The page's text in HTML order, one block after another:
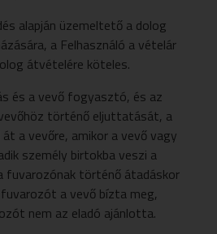
alapján üzemeltető a dolog
a Felhasználó a vételár
átvételére köteles.
és a vevő fogyasztó, és az
történő eljuttatását, a
a vevőre, amikor a vevő vagy
személy birtokba veszi a
fuvarozónak történő átadáskor
a vevő bízta meg,
nem az eladó ajánlotta.